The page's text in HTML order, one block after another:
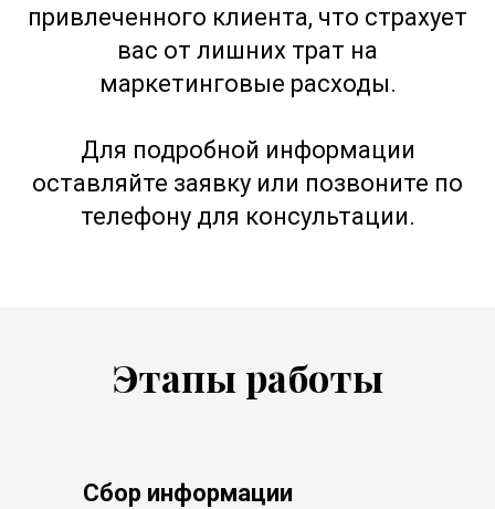
привлеченного клиента, что страхует
вас от лишних трат на
маркетинговые расходы.
Для подробной информации
оставляйте заявку или позвоните по
телефону для консультации.
Этапы работы
Сбор информации